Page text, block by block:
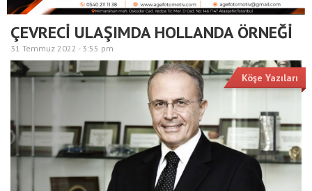
ÇEVRECİ ULAŞIMDA HOLLANDA ÖRNEĞİ
31 Temmuz 2022 - 3:55 pm
Köşe Yazıları